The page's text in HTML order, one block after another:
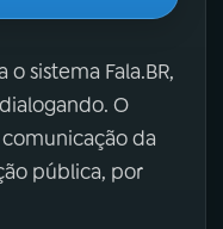
sistema Fala.BR,
O
da
pública, por